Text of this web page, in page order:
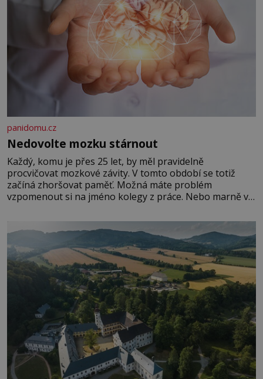
panidomu.cz
Nedovolte mozku stárnout
Každý, komu je přes 25 let, by měl pravidelně
procvičovat mozkové závity. V tomto období se totiž
začíná zhoršovat paměť. Možná máte problém
vzpomenout si na jméno kolegy z práce. Nebo marně v
Je to opravdu tak, s věkem jako kdyby se paměť
rozhodla stávkovat. Cvičte